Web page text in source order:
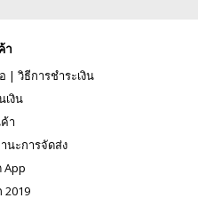
า
| วิธีการชำระเงิน
เงิน
า
นะการจัดส่ง
App
2019